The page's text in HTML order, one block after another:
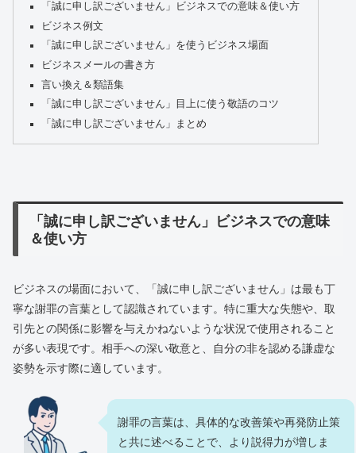
「誠に申し訳ございません」ビジネスでの意味＆使い方
ビジネス例文
「誠に申し訳ございません」を使うビジネス場面
ビジネスメールの書き方
言い換え＆類語集
「誠に申し訳ございません」目上に使う敬語のコツ
「誠に申し訳ございません」まとめ
「誠に申し訳ございません」ビジネスでの意味
＆使い方
ビジネスの場面において、「誠に申し訳ございません」は最も丁
寧な謝罪の言葉として認識されています。特に重大な失態や、取
引先との関係に影響を与えかねないような状況で使用されること
が多い表現です。相手への深い敬意と、自分の非を認める謙虚な
姿勢を示す際に適しています。
謝罪の言葉は、具体的な改善策や再発防止策
と共に述べることで、より説得力が増しま